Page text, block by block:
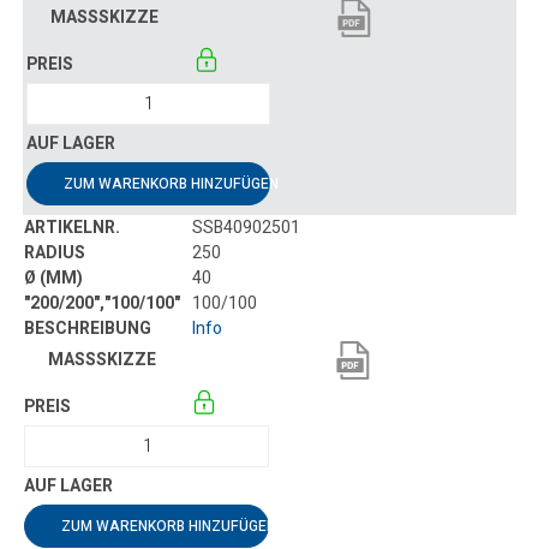
ZUM WARENKORB HINZUFÜGEN
SSB40902501
250
40
100/100
Info
ZUM WARENKORB HINZUFÜGEN